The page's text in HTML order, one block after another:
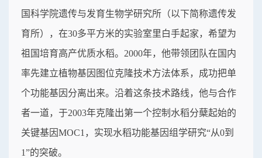
国科学院遗传与发育生物学研究所（以下简称遗传发
育所），在30多平方米的实验室里白手起家，希望为
祖国培育高产优质水稻。2000年，他带领团队在国内
率先建立植物基因图位克隆技术方法体系，成功把单
个功能基因分离出来。沿着这条技术路线，他与合作
者一道，于2003年克隆出第一个控制水稻分蘖起始的
关键基因MOC1，实现水稻功能基因组学研究“从0到
1”的突破。